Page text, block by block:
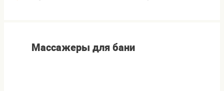
Массажеры для бани